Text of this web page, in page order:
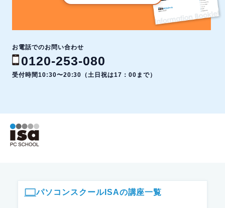
お電話でのお問い合わせ
0120-253-080
受付時間10:30〜20:30（土日祝は17：00まで）
パソコンスクールISAの講座一覧